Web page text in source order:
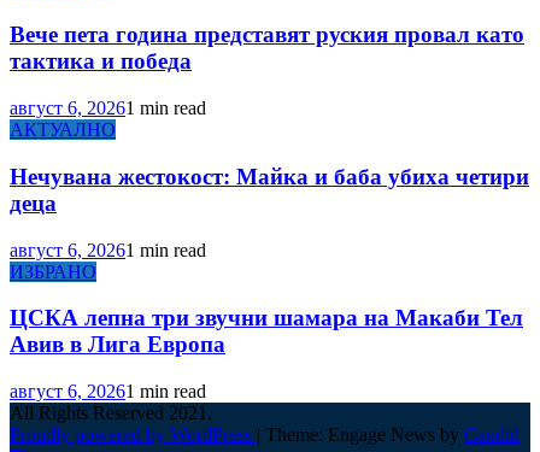
Вече пета година представят руския провал като
тактика и победа
август 6, 20261 min read
АКТУАЛНО
Нечувана жестокост: Майка и баба убиха четири
деца
август 6, 20261 min read
ИЗБРАНО
ЦСКА лепна три звучни шамара на Макаби Тел
Авив в Лига Европа
август 6, 20261 min read
All Rights Reserved 2021.
Proudly powered by WordPress | Theme: Engage News by Candid